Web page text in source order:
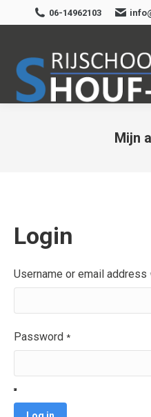
06-14962103
Mijn
Login
Username or email address
Password *